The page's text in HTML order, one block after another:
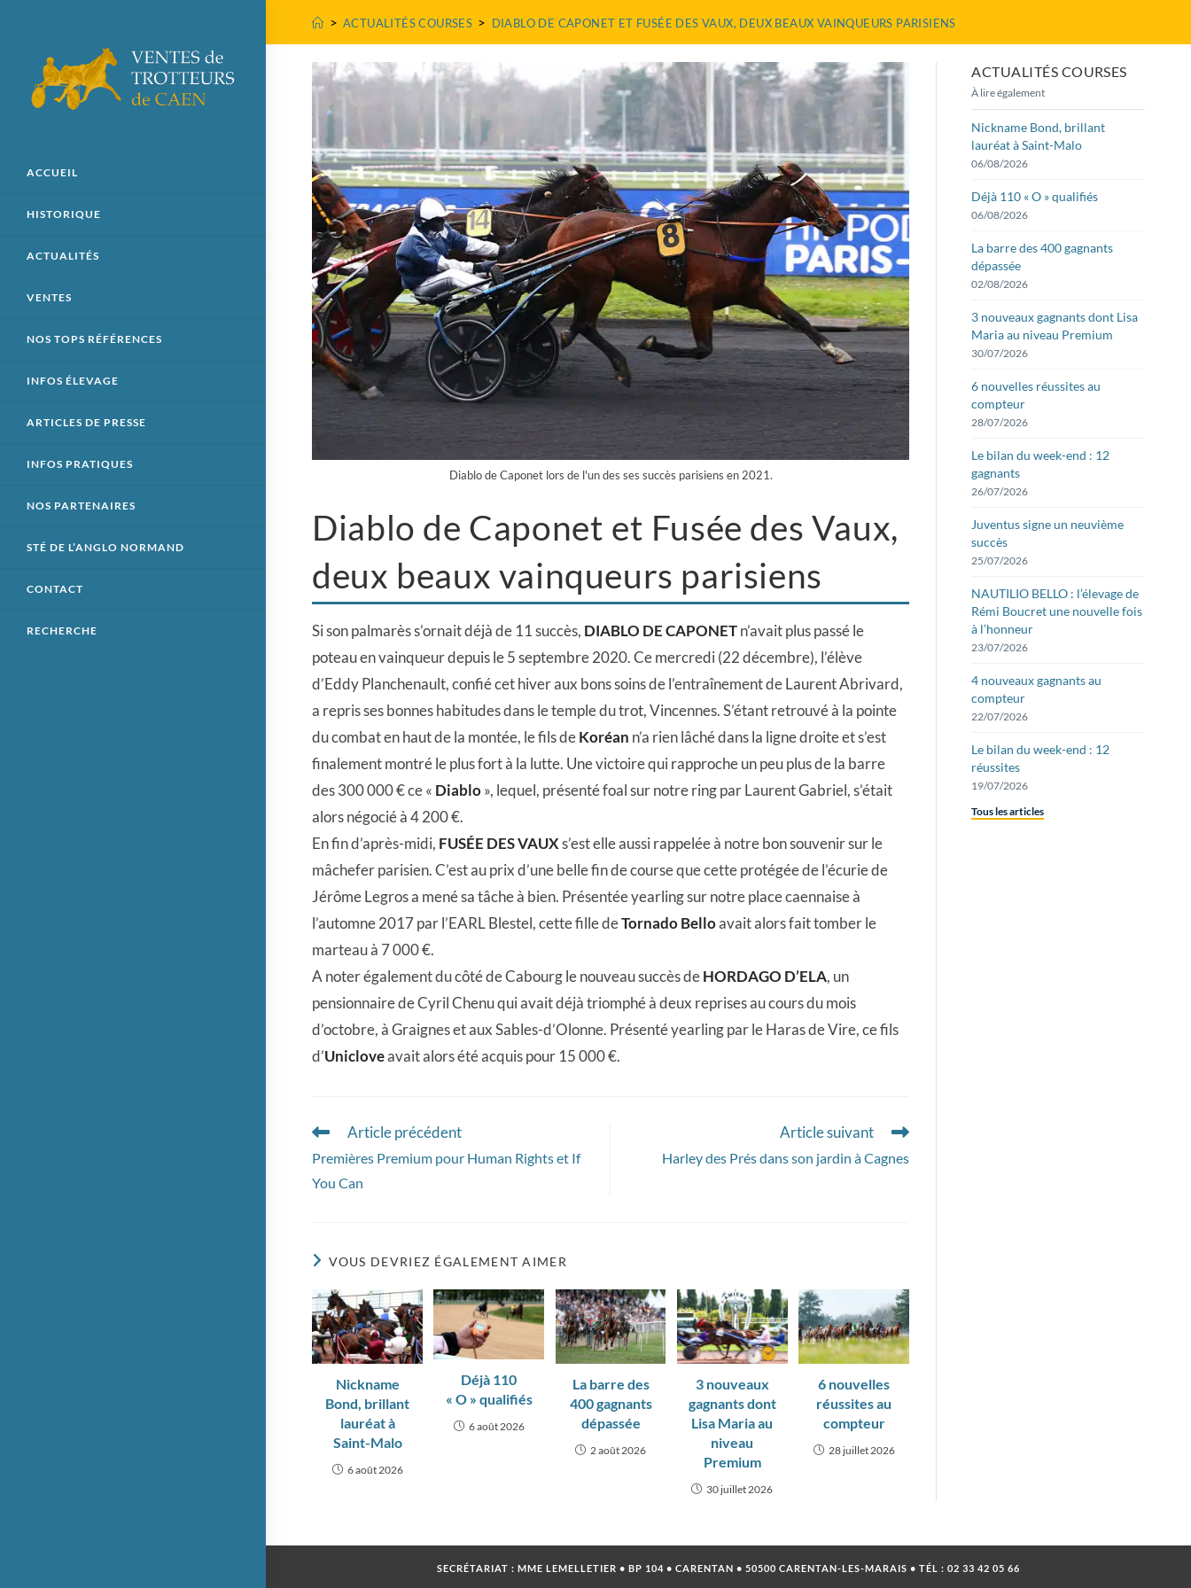
ACCUEIL
HISTORIQUE
ACTUALITÉS
VENTES
NOS TOPS RÉFÉRENCES
INFOS ÉLEVAGE
ARTICLES DE PRESSE
INFOS PRATIQUES
NOS PARTENAIRES
STÉ DE L’ANGLO NORMAND
CONTACT
RECHERCHE
> ACTUALITÉS COURSES > DIABLO DE CAPONET ET FUSÉE DES VAUX, DEUX BEAUX VAINQUEURS PARISIENS
Diablo de Caponet lors de l'un des ses succès parisiens en 2021.
Diablo de Caponet et Fusée des Vaux,
deux beaux vainqueurs parisiens
Si son palmarès s’ornait déjà de 11 succès, DIABLO DE CAPONETn’avait plus passé le
poteau en vainqueur depuis le 5 septembre 2020. Ce mercredi (22 décembre), l’élève
d’Eddy Planchenault, confié cet hiver aux bons soins de l’entraînement de Laurent Abrivard,
a repris ses bonnes habitudes dans le temple du trot, Vincennes. S’étant retrouvé à la pointe
du combat en haut de la montée, le fils deKoréan n’a rien lâché dans la ligne droite et s’est
finalement montré le plus fort à la lutte. Une victoire qui rapproche un peu plus de la barre
des 300 000 € ce « Diablo», lequel, présenté foal sur notre ring par Laurent Gabriel, s’était
alors négocié à 4 200 €.
En fin d’après-midi, FUSÉE DES VAUXs’est elle aussi rappelée à notre bon souvenir sur le
mâchefer parisien. C’est au prix d’une belle fin de course que cette protégée de l’écurie de
Jérôme Legros a mené sa tâche à bien. Présentée yearling sur notre place caennaise à
l’automne 2017 par l’EARL Blestel, cette fille deTornado Belloavait alors fait tomber le
marteau à 7 000 €.
A noter également du côté de Cabourg le nouveau succès deHORDAGO D’ELA, un
pensionnaire de Cyril Chenu qui avait déjà triomphé à deux reprises au cours du mois
d’octobre, à Graignes et aux Sables-d’Olonne. Présenté yearling par le Haras de Vire, ce fils
d’Unicloveavait alors été acquis pour 15 000 €.
Read
articles
Article précédent
Premières Premium pour Human Rights et If
You Can
Article suivant
Harley des Prés dans son jardin à Cagnes
VOUS DEVRIEZ ÉGALEMENT AIMER
Nickname
Bond, brillant
lauréat à
Saint-Malo
6 août 2026
Déjà 110
« O » qualifiés
6 août 2026
La barre des
400 gagnants
dépassée
2 août 2026
3 nouveaux
gagnants dont
Lisa Maria au
niveau
Premium
30 juillet 2026
6 nouvelles
réussites au
compteur
28 juillet 2026
ACTUALITÉS COURSES
À lire également
Nickname Bond, brillant
lauréat à Saint-Malo
06/08/2026
Déjà 110 « O » qualifiés
06/08/2026
La barre des 400 gagnants
dépassée
02/08/2026
3 nouveaux gagnants dont Lisa
Maria au niveau Premium
30/07/2026
6 nouvelles réussites au
compteur
28/07/2026
Le bilan du week-end : 12
gagnants
26/07/2026
Juventus signe un neuvième
succès
25/07/2026
NAUTILIO BELLO : l’élevage de
Rémi Boucret une nouvelle fois
à l’honneur
23/07/2026
4 nouveaux gagnants au
compteur
22/07/2026
Le bilan du week-end : 12
réussites
19/07/2026
Tous les articles
SECRÉTARIAT : MME LEMELLETIER • BP 104 • CARENTAN • 50500 CARENTAN-LES-MARAIS • TÉL : 02 33 42 05 66